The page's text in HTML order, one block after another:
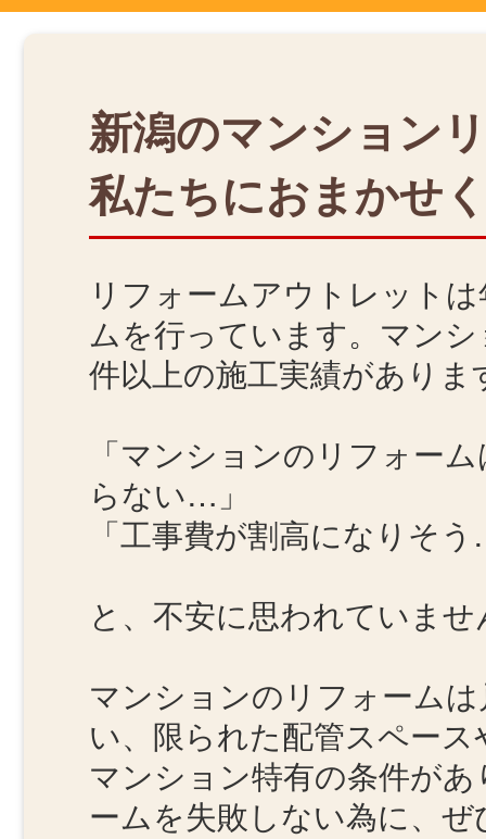
新潟のマンション
私たちにおまかせ
リフォームアウトレット
ムを行っています。マン
件以上の施工実績がありま
「マンションのリフォー
らない…」
「工事費が割高になりそ
と、不安に思われていま
マンションのリフォーム
い、限られた配管スペー
マンション特有の条件が
ームを失敗しない為に、